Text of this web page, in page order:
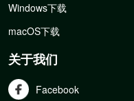
Windows下载
macOS下载
关于我们
Facebook